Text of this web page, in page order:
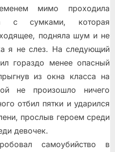
мимо проходила
с сумками, которая
подняла шум и не
я не слез. На следующий
гораздо менее опасный
из окна класса на
не произошло ничего
отбил пятки и ударился
прослыв героем среди
девочек.
самоубийство в